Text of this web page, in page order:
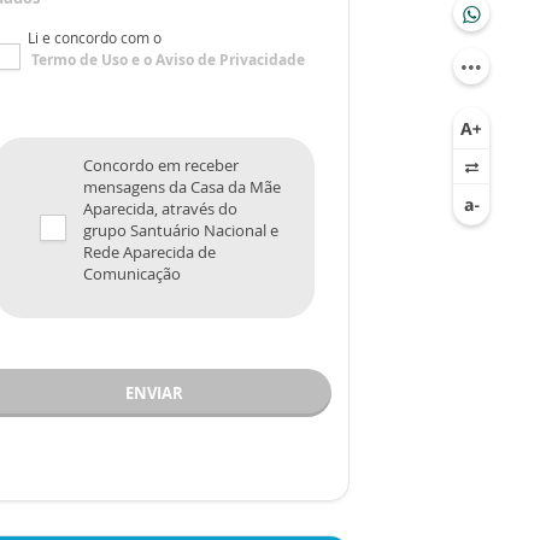
Li e concordo com o
Termo de Usoe oAviso de Privacidade
Concordo em receber
mensagens da Casa da Mãe
Aparecida, através do
grupo Santuário Nacional e
Rede Aparecida de
Comunicação
ENVIAR